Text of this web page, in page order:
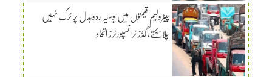
پیٹرولیم قیمتوں میں یومیہ ردوبدل پر ٹرک نہیں
چلاسکتے، گڈز ٹرانسپورٹرز اتحاد